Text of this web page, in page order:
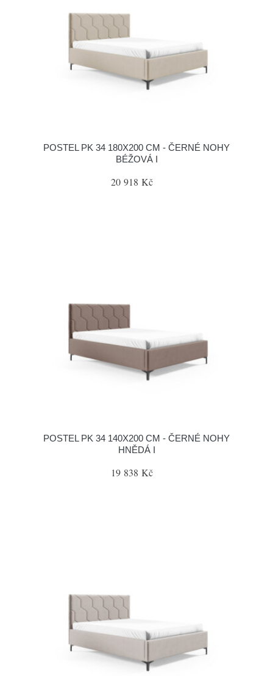
POSTEL PK 34 180X200 CM - ČERNÉ NOHY
BÉŽOVÁ I
20 918 Kč
POSTEL PK 34 140X200 CM - ČERNÉ NOHY
HNĚDÁ I
19 838 Kč